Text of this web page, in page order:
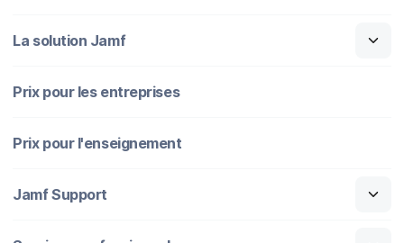
La solution Jamf
Prix pour les entreprises
Prix pour l'enseignement
Jamf Support